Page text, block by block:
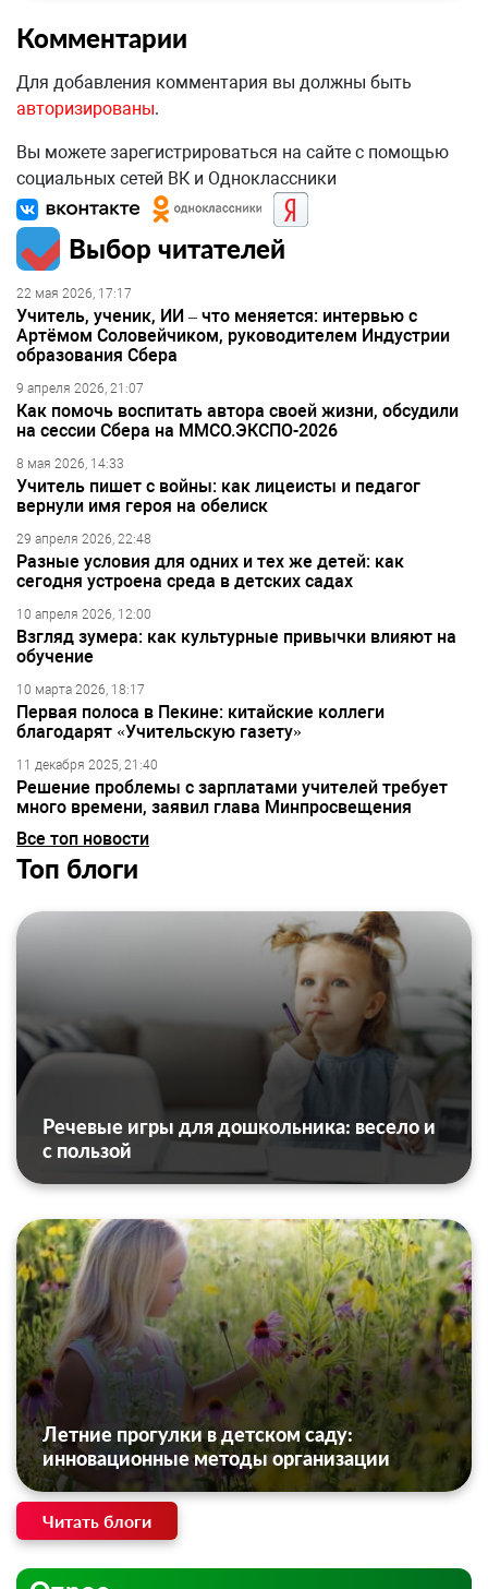
Комментарии
Для добавления комментария вы должны быть
авторизированы.
Вы можете зарегистрироваться на сайте с помощью
социальных сетей ВК и Одноклассники
Выбор читателей
22 мая 2026, 17:17
Учитель, ученик, ИИ – что меняется: интервью с
Артёмом Соловейчиком, руководителем Индустрии
образования Сбера
9 апреля 2026, 21:07
Как помочь воспитать автора своей жизни, обсудили
на сессии Сбера на ММСО.ЭКСПО-2026
8 мая 2026, 14:33
Учитель пишет с войны: как лицеисты и педагог
вернули имя героя на обелиск
29 апреля 2026, 22:48
Разные условия для одних и тех же детей: как
сегодня устроена среда в детских садах
10 апреля 2026, 12:00
Взгляд зумера: как культурные привычки влияют на
обучение
10 марта 2026, 18:17
Первая полоса в Пекине: китайские коллеги
благодарят «Учительскую газету»
11 декабря 2025, 21:40
Решение проблемы с зарплатами учителей требует
много времени, заявил глава Минпросвещения
Все топ новости
Топ блоги
Речевые игры для дошкольника: весело и
с пользой
Летние прогулки в детском саду:
инновационные методы организации
Читать блоги